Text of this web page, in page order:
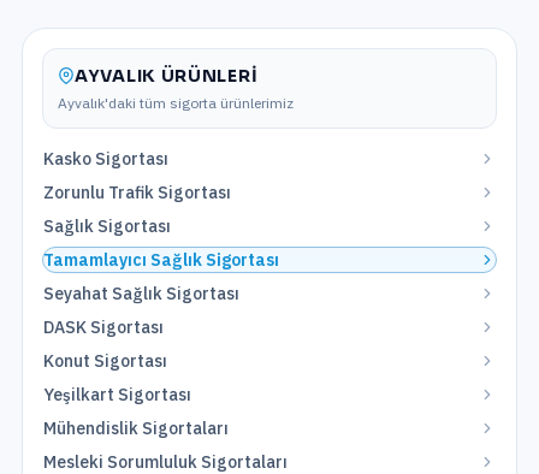
AYVALIK ÜRÜNLERI
Ayvalık'daki tüm sigorta ürünlerimiz
Kasko Sigortası
Zorunlu Trafik Sigortası
Sağlık Sigortası
Tamamlayıcı Sağlık Sigortası
Seyahat Sağlık Sigortası
DASK Sigortası
Konut Sigortası
Yeşilkart Sigortası
Mühendislik Sigortaları
Mesleki Sorumluluk Sigortaları